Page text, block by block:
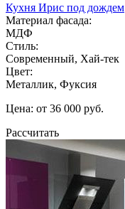
Кухня Ирис под дождем
Материал фасада:
МДФ
Стиль:
Современный, Хай-тек
Цвет:
Металлик, Фуксия
Цена: от 36 000 руб.
Рассчитать